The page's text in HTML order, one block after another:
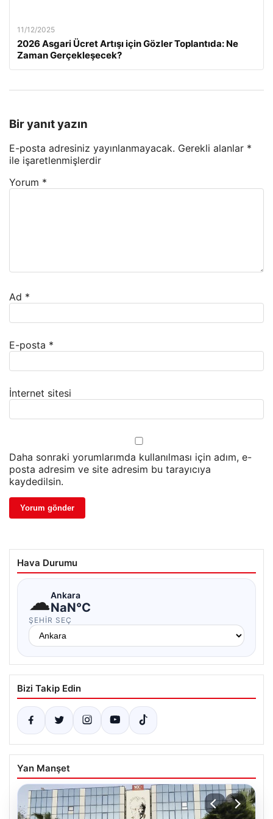
11/12/2025
2026 Asgari Ücret Artışı için Gözler Toplantıda: Ne
Zaman Gerçekleşecek?
Bir yanıt yazın
E-posta adresiniz yayınlanmayacak. Gerekli alanlar *
ile işaretlenmişlerdir
Yorum *
Ad *
E-posta *
İnternet sitesi
Daha sonraki yorumlarımda kullanılması için adım, e-
posta adresim ve site adresim bu tarayıcıya
kaydedilsin.
Hava Durumu
☁Ankara
NaN°C
ŞEHIR SEÇ
Bizi Takip Edin
Yan Manşet